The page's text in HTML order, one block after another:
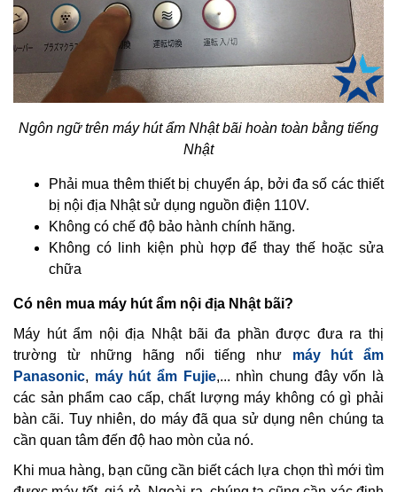
Ngôn ngữ trên máy hút ẩm Nhật bãi hoàn toàn bằng tiếng
Nhật
Phải mua thêm thiết bị chuyển áp, bởi đa số các thiết
bị nội địa Nhật sử dụng nguồn điện 110V.
Không có chế độ bảo hành chính hãng.
Không có linh kiện phù hợp để thay thế hoặc sửa
chữa
Có nên mua máy hút ẩm nội địa Nhật bãi?
Máy hút ẩm nội địa Nhật bãi đa phần được đưa ra thị
trường từ những hãng nổi tiếng như máy hút ẩm
Panasonic, máy hút ẩm Fujie,... nhìn chung đây vốn là
các sản phẩm cao cấp, chất lượng máy không có gì phải
bàn cãi. Tuy nhiên, do máy đã qua sử dụng nên chúng ta
cần quan tâm đến độ hao mòn của nó.
Khi mua hàng, bạn cũng cần biết cách lựa chọn thì mới tìm